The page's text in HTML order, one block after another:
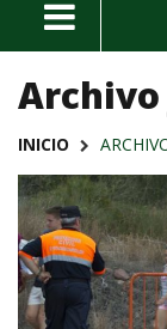
Archivo
INICIO